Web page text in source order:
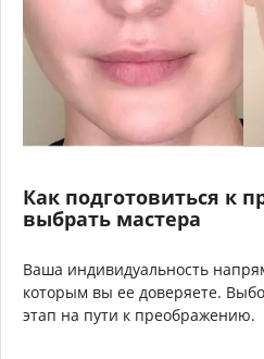
Как подготовиться к
выбрать мастера
Ваша индивидуальность
которым вы ее доверяете.
этап на пути к преображению.